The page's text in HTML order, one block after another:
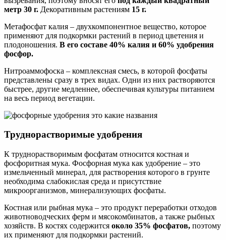
метр 30 г. Декоративным растениям 15 г.
Метафосфат калия – двухкомпонентное вещество, которое
применяют для подкормки растений в период цветения и
плодоношения. В его составе 40% калия и 60% удобрения
фосфор.
Нитроаммофоска – комплексная смесь, в которой фосфаты
представлены сразу в трех видах. Одни из них растворяются
быстрее, другие медленнее, обеспечивая культуры питанием
на весь период вегетации.
Труднорастворимые удобрения
К труднорастворимым фосфатам относится костная и
фосфоритная мука. Фосфорная мука как удобрение – это
измельченный минерал, для растворения которого в грунте
необходима слабокислая среда и присутствие
микроорганизмов, минерализующих фосфаты.
Костная или рыбная мука – это продукт переработки отходов
животноводческих ферм и мясокомбинатов, а также рыбных
хозяйств. В костях содержится около 35% фосфатов, поэтому
их применяют для подкормки растений.